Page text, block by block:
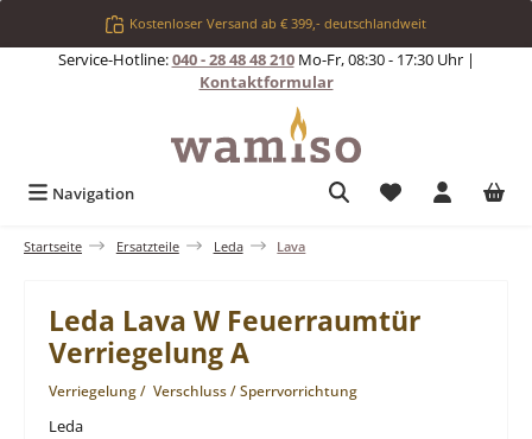
Zum Hauptinhalt springenKostenloser Versand ab € 399,- deutschlandweit
Service-Hotline:040 - 28 48 48 210Mo-Fr, 08:30 - 17:30 Uhr |
Kontaktformular
Navigation Du hast 0
Startseite Ersatzteile Leda Lava
Leda Lava W Feuerraumtür
Verriegelung A
Verriegelung / Verschluss / Sperrvorrichtung
Leda